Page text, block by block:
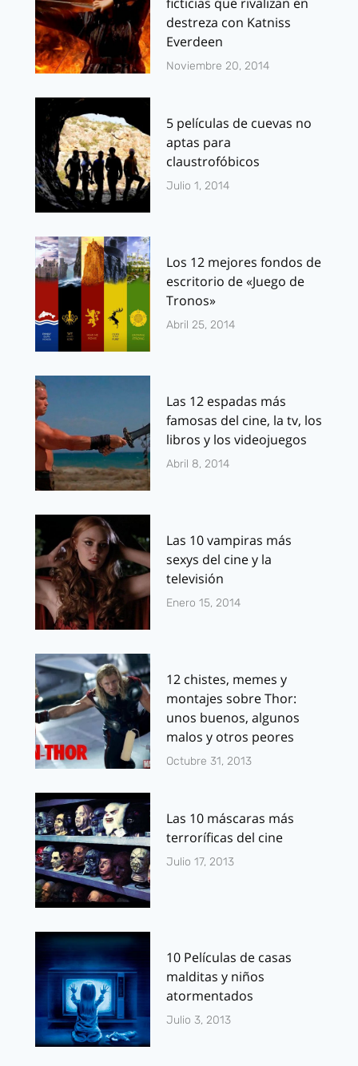
ficticias que rivalizan en
destreza con Katniss
Everdeen
Noviembre 20, 2014
5 películas de cuevas no
aptas para
claustrofóbicos
Julio 1, 2014
Los 12 mejores fondos de
escritorio de «Juego de
Tronos»
Abril 25, 2014
Las 12 espadas más
famosas del cine, la tv, los
libros y los videojuegos
Abril 8, 2014
Las 10 vampiras más
sexys del cine y la
televisión
Enero 15, 2014
12 chistes, memes y
montajes sobre Thor:
unos buenos, algunos
malos y otros peores
Octubre 31, 2013
Las 10 máscaras más
terroríficas del cine
Julio 17, 2013
10 Películas de casas
malditas y niños
atormentados
Julio 3, 2013